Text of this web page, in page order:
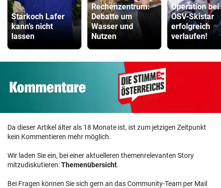
Starkoch Lafer
kann’s nicht
lassen
Rechenzentrum:
Debatte um
Wasser und
Nutzen
Operation bei
ÖSV-Skistar
erfolgreich
verlaufen!
Da dieser Artikel älter als 18 Monate ist, ist zum jetzigen Zeitpunkt
kein Kommentieren mehr möglich.
Wir laden Sie ein, bei einer aktuelleren themenrelevanten Story
mitzudiskutieren:Themenübersicht.
Bei Fragen können Sie sich gern an das Community-Team per Mail